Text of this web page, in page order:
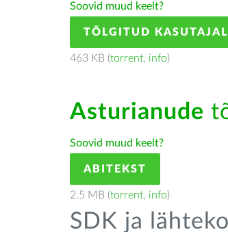
Soovid muud keelt?
TÕLGITUD
463 KB (torrent, info)
Asturianude
Soovid muud keelt?
ABITEKST
2.5 MB (torrent, info)
SDK ja